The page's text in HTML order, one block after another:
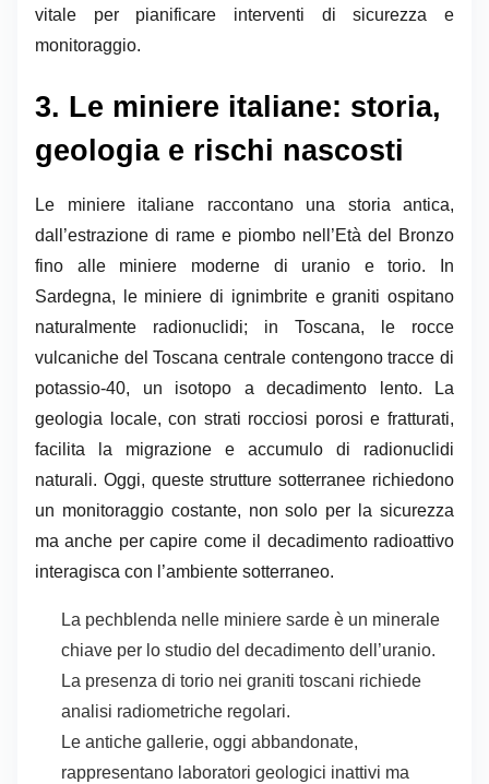
vitale per pianificare interventi di sicurezza e
monitoraggio.
3. Le miniere italiane: storia,
geologia e rischi nascosti
Le miniere italiane raccontano una storia antica,
dall’estrazione di rame e piombo nell’Età del Bronzo
fino alle miniere moderne di uranio e torio. In
Sardegna, le miniere di ignimbrite e graniti ospitano
naturalmente radionuclidi; in Toscana, le rocce
vulcaniche del Toscana centrale contengono tracce di
potassio-40, un isotopo a decadimento lento. La
geologia locale, con strati rocciosi porosi e fratturati,
facilita la migrazione e accumulo di radionuclidi
naturali. Oggi, queste strutture sotterranee richiedono
un monitoraggio costante, non solo per la sicurezza
ma anche per capire come il decadimento radioattivo
interagisca con l’ambiente sotterraneo.
La pechblenda nelle miniere sarde è un minerale
chiave per lo studio del decadimento dell’uranio.
La presenza di torio nei graniti toscani richiede
analisi radiometriche regolari.
Le antiche gallerie, oggi abbandonate,
rappresentano laboratori geologici inattivi ma